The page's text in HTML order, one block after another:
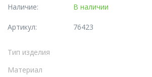
Наличие: В наличии
Артикул: 76423
Тип изделия
Материал